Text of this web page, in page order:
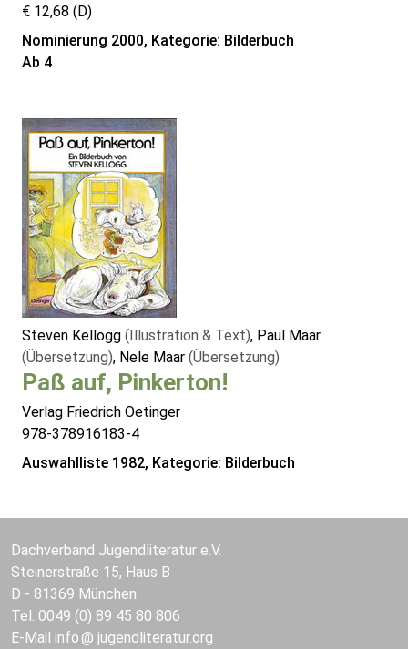
€ 12,68 (D)
Nominierung 2000, Kategorie: Bilderbuch
Ab 4
Steven Kellogg (Illustration & Text), Paul Maar
(Übersetzung), Nele Maar (Übersetzung)
Paß auf, Pinkerton!
Verlag Friedrich Oetinger
978-378916183-4
Auswahlliste 1982, Kategorie: Bilderbuch
Dachverband Jugendliteratur e.V.
Steinerstraße 15, Haus B
D - 81369 München
Tel. 0049 (0) 89 45 80 806
E-Mail info jugendliteratur.org